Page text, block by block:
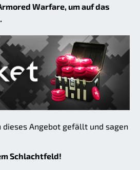
Warfare, um auf das
dieses Angebot gefällt und sagen
Schlachtfeld!